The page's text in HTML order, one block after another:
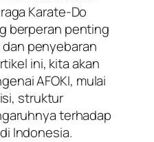
Karate-Do
berperan penting
penyebaran
ini, kita akan
AFOKI, mulai
struktur
terhadap
Indonesia.